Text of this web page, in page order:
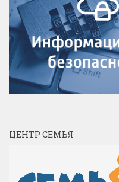
ЦЕНТР СЕМЬЯ